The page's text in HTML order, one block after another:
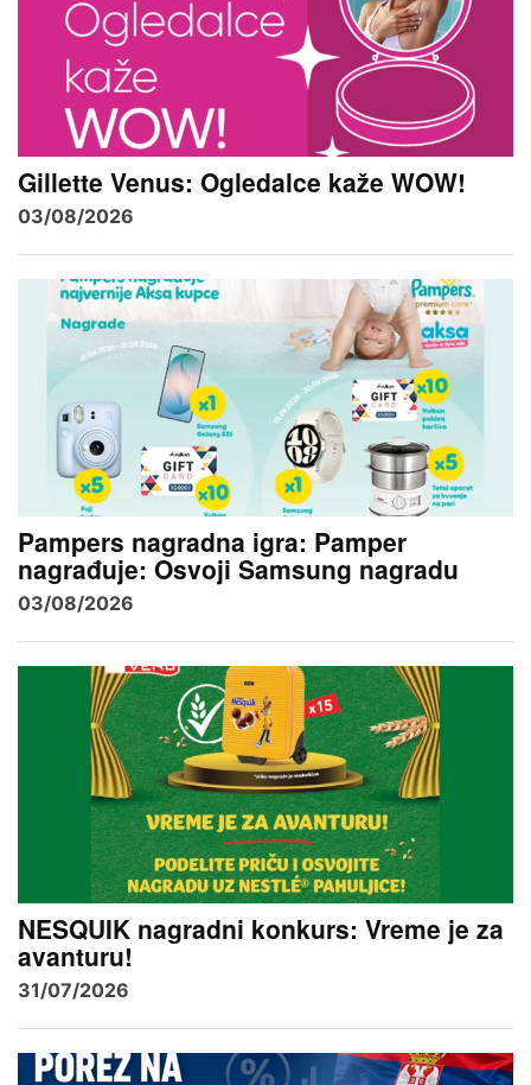
Gillette Venus: Ogledalce kaže WOW!
03/08/2026
Pampers nagradna igra: Pamper
nagrađuje: Osvoji Samsung nagradu
03/08/2026
NESQUIK nagradni konkurs: Vreme je za
avanturu!
31/07/2026